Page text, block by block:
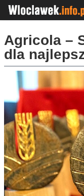
Agricola –
dla